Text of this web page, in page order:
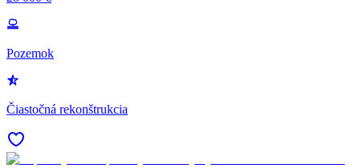
Pozemok
Čiastočná rekonštrukcia